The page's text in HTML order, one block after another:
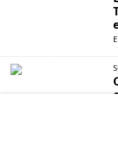
El laberinto de